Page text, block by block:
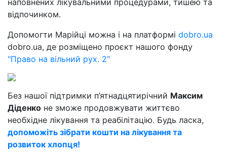
наповнених лікувальними процедурами, тишею та
відпочинком.
Допомогти Марійці можна і на платформі dobro.ua
dobro.ua, де розміщено проєкт нашого фонду
"Право на вільний рух. 2"
Без нашої підтримки п’ятнадцятирічний Максим
Діденко не зможе продовжувати життєво
необхідне лікування та реабілітацію. Будь ласка,
допоможіть зібрати кошти на лікування та
розвиток хлопця!